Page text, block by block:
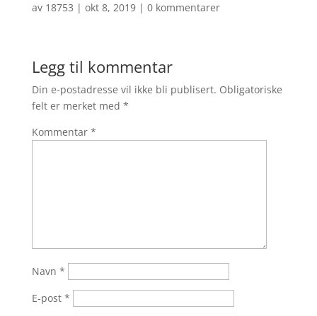
av 18753 | okt 8, 2019| 0 kommentarer
Legg til kommentar
Din e-postadresse vil ikke bli publisert. Obligatoriske
felt er merket med *
Kommentar *
Navn *
E-post *